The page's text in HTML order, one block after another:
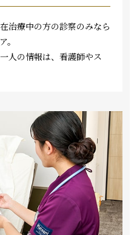
治療中の方の診察のみなら
。
人の情報は、看護師やス